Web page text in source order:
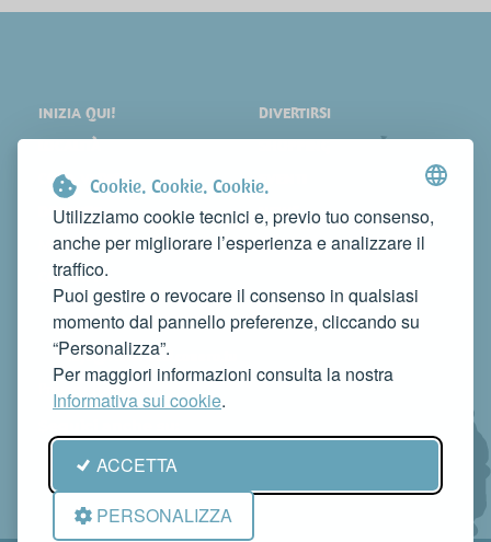
Cookie. Cookie. Cookie.
Utilizziamo cookie tecnici e, previo tuo consenso,
anche per migliorare l’esperienza e analizzare il
traffico.
Puoi gestire o revocare il consenso in qualsiasi
momento dal pannello preferenze, cliccando su
“Personalizza”.
Per maggiori informazioni consulta la nostra
Informativa sui cookie.
ACCETTA
PERSONALIZZA
INIZIA QUI!
COSA VEDERE
DORMIRE
MANGIARE
DIVERTIRSI
EVENTI
NEWS
WEB TV
CONTATTI
FAI CONOSCERE LA TUA ATTIVITÀ
CONTATTACI PER PUBBLICARLA SU QUESTO SITO
info@rivieradelconero.tv
Privacy Policy